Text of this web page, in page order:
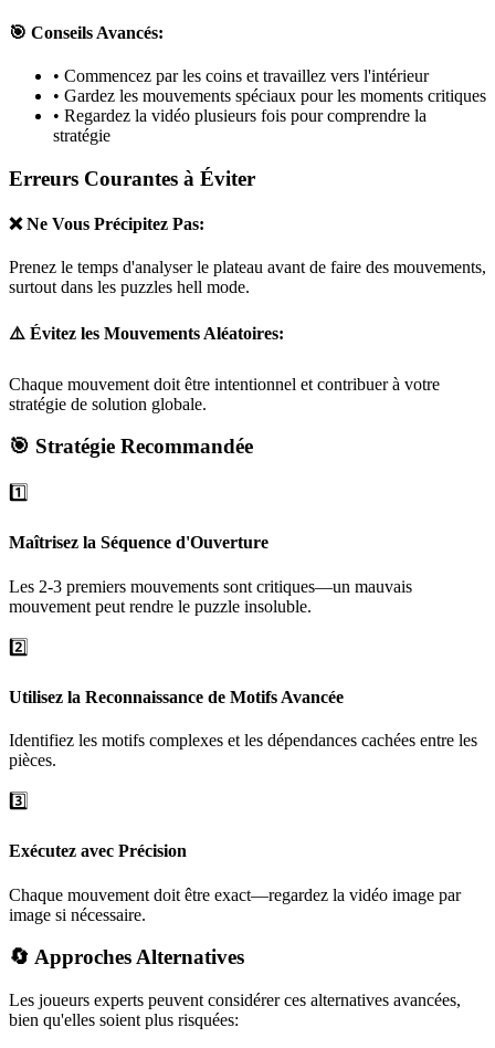
🎯 Conseils Avancés:
• Commencez par les coins et travaillez vers l'intérieur
• Gardez les mouvements spéciaux pour les moments critiques
• Regardez la vidéo plusieurs fois pour comprendre la
stratégie
Erreurs Courantes à Éviter
❌ Ne Vous Précipitez Pas:
Prenez le temps d'analyser le plateau avant de faire des mouvements,
surtout dans les puzzles hell mode.
⚠️ Évitez les Mouvements Aléatoires:
Chaque mouvement doit être intentionnel et contribuer à votre
stratégie de solution globale.
🎯 Stratégie Recommandée
1️⃣
Maîtrisez la Séquence d'Ouverture
Les 2-3 premiers mouvements sont critiques—un mauvais
mouvement peut rendre le puzzle insoluble.
2️⃣
Utilisez la Reconnaissance de Motifs Avancée
Identifiez les motifs complexes et les dépendances cachées entre les
pièces.
3️⃣
Exécutez avec Précision
Chaque mouvement doit être exact—regardez la vidéo image par
image si nécessaire.
🔄 Approches Alternatives
Les joueurs experts peuvent considérer ces alternatives avancées,
bien qu'elles soient plus risquées: